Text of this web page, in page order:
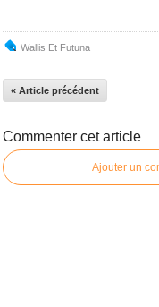
Wallis Et Futuna
« Article précédent
Commenter cet article
Ajouter un